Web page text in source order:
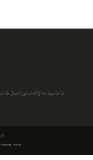
ما متعهد به ارائه دستور العمل